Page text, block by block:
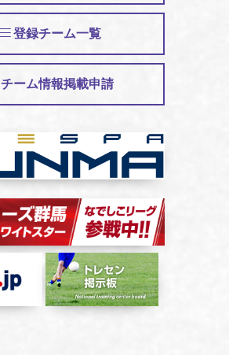
登録チーム一覧
チーム情報掲載申請